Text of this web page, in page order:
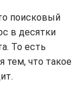
поисковый
в десятки
То есть
тем, что такое